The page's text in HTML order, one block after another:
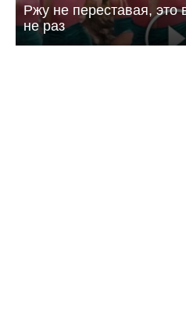
Ржу не переставая, это
не раз